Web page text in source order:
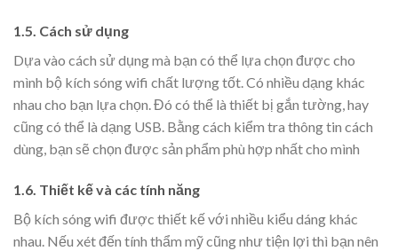
1.5. Cách sử dụng
Dựa vào cách sử dụng mà bạn có thể lựa chọn được cho
mình bộ kích sóng wifi chất lượng tốt. Có nhiều dạng khác
nhau cho bạn lựa chọn. Đó có thể là thiết bị gắn tường, hay
cũng có thể là dạng USB. Bằng cách kiểm tra thông tin cách
dùng, bạn sẽ chọn được sản phẩm phù hợp nhất cho mình
1.6. Thiết kế và các tính năng
Bộ kích sóng wifi được thiết kế với nhiều kiểu dáng khác
nhau. Nếu xét đến tính thẩm mỹ cũng như tiện lợi thì bạn nên